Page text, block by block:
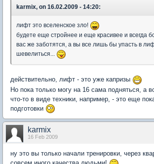
karmix, on 16.02.2009 - 14:20:
лифт это вселенское зло!
будете еще стройнее и еще красивее и всегда
вас же заботятся, а вы все лишь бы упасть в
шевелиться...
действительно, лифт - это уже капризы
Но пока только могу на 16 сама подняться, а
что-то в виде техники, например, - это еще
подготовки
karmix
16 Feb 2009
ну это вы только начали тренировки, через